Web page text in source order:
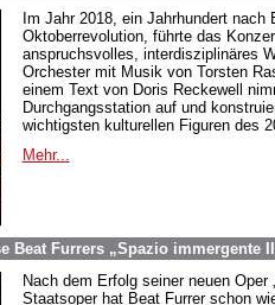
Im Jahr 2018, ein Jahrhundert
Oktoberrevolution, führte das
anspruchsvolles, interdisziplinäres
Orchester mit Musik von Torsten
einem Text von Doris Reckewell
Durchgangsstation auf und
wichtigsten kulturellen Figuren des
Mehr...
Beat Furrers „Spazio immergente
Nach dem Erfolg seiner neuen Oper
Staatsoper hat Beat Furrer schon